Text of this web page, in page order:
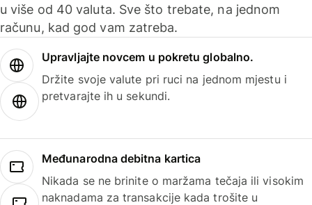
u više od 40 valuta. Sve što trebate, na jednom
računu, kad god vam zatreba.
Upravljajte novcem u pokretu globalno.
Držite svoje valute pri ruci na jednom mjestu i
pretvarajte ih u sekundi.
Međunarodna debitna kartica
Nikada se ne brinite o maržama tečaja ili visokim
naknadama za transakcije kada trošite u